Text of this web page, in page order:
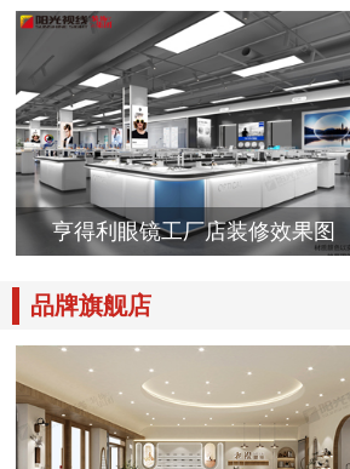
亨得利眼镜工厂店装修效果图
品牌旗舰店